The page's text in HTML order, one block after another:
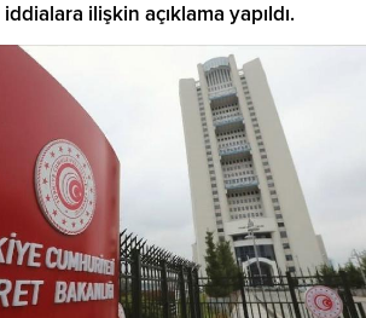
ilişkin açıklama yapıldı.